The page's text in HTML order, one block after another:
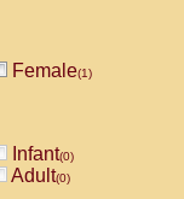
Female(1)
Infant(0)
Adult(0)